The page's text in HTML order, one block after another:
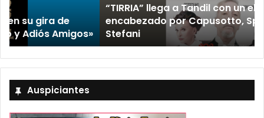
“TIRRIA” llega a Tandil con un elenco de lujo
encabezado por Capusotto, Spregelburd y
Stefani
Auspiciantes